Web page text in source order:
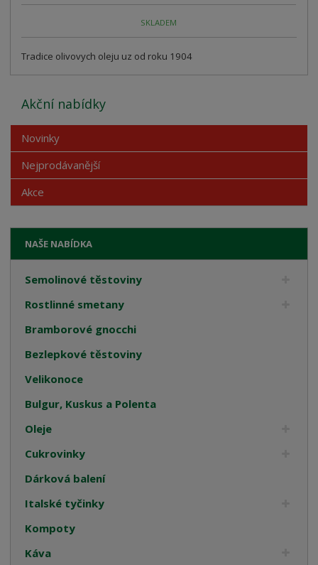
SKLADEM
Tradice olivovych oleju uz od roku 1904
NAŠE NABÍDKA
Semolinové těstoviny
Rostlinné smetany
Bramborové gnocchi
Bezlepkové těstoviny
Velikonoce
Bulgur, Kuskus a Polenta
Oleje
Cukrovinky
Dárková balení
Italské tyčinky
Kompoty
Káva
Akční nabídky
Novinky
Nejprodávanější
Akce